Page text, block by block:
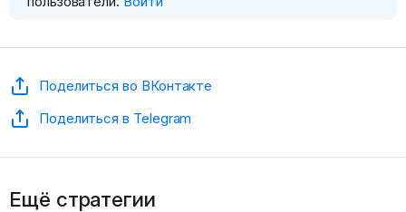
Поделиться во ВКонтакте
Поделиться в Telegram
Ещё стратегии